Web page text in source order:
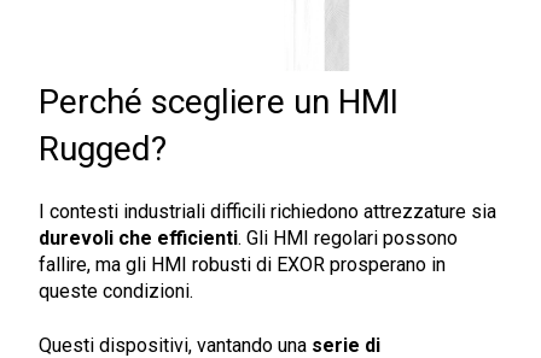
Perché scegliere un HMI
Rugged?
I contesti industriali difficili richiedono attrezzature sia
durevoli che efficienti. Gli HMI regolari possono
fallire, ma gli HMI robusti di EXOR prosperano in
queste condizioni.
Questi dispositivi, vantando una serie di